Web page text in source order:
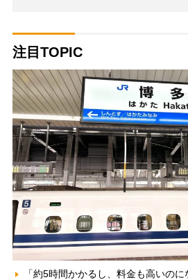
注目TOPIC
「約5時間かかるし、料金も高いの